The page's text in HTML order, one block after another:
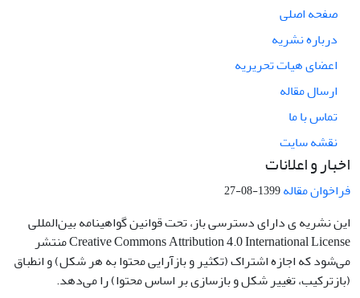
صفحه اصلی
درباره نشریه
اعضای هیات تحریریه
ارسال مقاله
تماس با ما
نقشه سایت
اخبار و اعلانات
فراخوان مقاله1399-08-27
این نشریه ی دارای دسترسی باز، تحت قوانین گواهینامه بین‌المللی
Creative Commons Attribution 4.0 International License منتشر
می‌شود که اجازه اشتراک (تکثیر و بازآرایی محتوا به هر شکل) و انطباق
(بازترکیب، تغییر شکل و بازسازی بر اساس محتوا) را می‌دهد.